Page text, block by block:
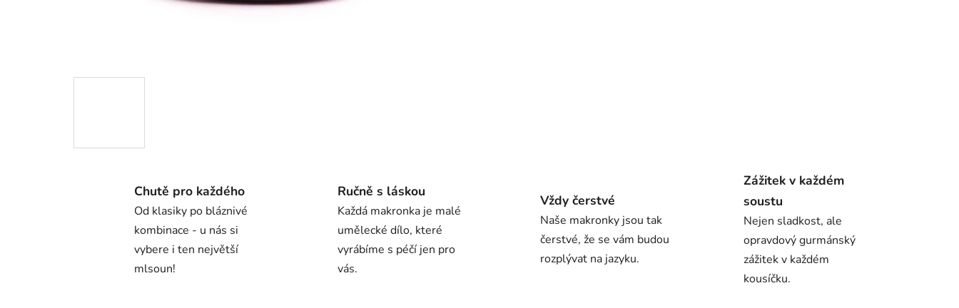
Chutě pro každého
Od klasiky po bláznivé
kombinace - u nás si
vybere i ten největší
mlsoun!
Ručně s láskou
Každá makronka je malé
umělecké dílo, které
vyrábíme s péčí jen pro
vás.
Vždy čerstvé
Naše makronky jsou tak
čerstvé, že se vám budou
rozplývat na jazyku.
Zážitek v každém
soustu
Nejen sladkost, ale
opravdový gurmánský
zážitek v každém
kousíčku.